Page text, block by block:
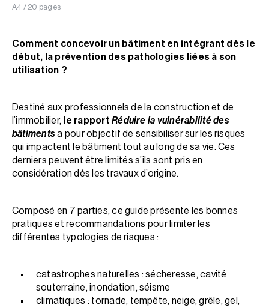
A4 / 20 pages
Comment concevoir un bâtiment en intégrant dès le
début, la prévention des pathologies liées à son
utilisation ?
Destiné aux professionnels de la construction et de
l’immobilier,
le rapport Réduire la vulnérabilité des
bâtimentsa pour objectif de sensibiliser sur les risques
qui impactent le bâtiment tout au long de sa vie. Ces
derniers peuvent être limités s’ils sont pris en
considération dès les travaux d’origine.
Composé en 7 parties, ce guide présente les bonnes
pratiques et recommandations pour limiter les
différentes typologies de risques :
catastrophes naturelles : sécheresse, cavité
souterraine, inondation, séisme
climatiques : tornade, tempête, neige, grêle, gel,